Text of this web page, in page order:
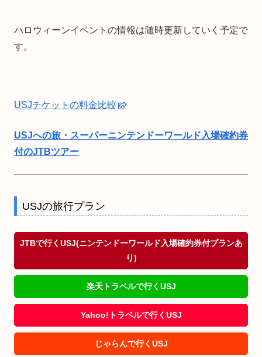
ハロウィーンイベントの情報は随時更新していく予定で
す。
USJチケットの料金比較
USJへの旅・スーパーニンテンドーワールド入場確約券
付のJTBツアー
USJの旅行プラン
JTBで行くUSJ(ニンテンドーワールド入場確約券付プランあ
り)
楽天トラベルで行くUSJ
Yahoo!トラベルで行くUSJ
じゃらんで行くUSJ